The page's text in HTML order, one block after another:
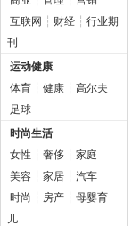
互联网 ┆ 财经 ┆ 行业期
刊
运动健康
体育 ┆ 健康 ┆ 高尔夫
足球
时尚生活
女性 ┆ 奢侈 ┆ 家庭
美容 ┆ 家居 ┆ 汽车
时尚 ┆ 房产 ┆ 母婴育
儿